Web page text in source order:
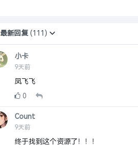
最新回复( 111 )
小卡
9天前
凤飞飞
0
Count
9天前
终于找到这个资源了！！！